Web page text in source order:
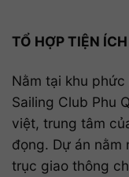
TỔ HỢP TIỆN
Nằm tại khu
Sailing Club Phu
việt, trung tâm
đọng. Dự án nằm
trục giao thông